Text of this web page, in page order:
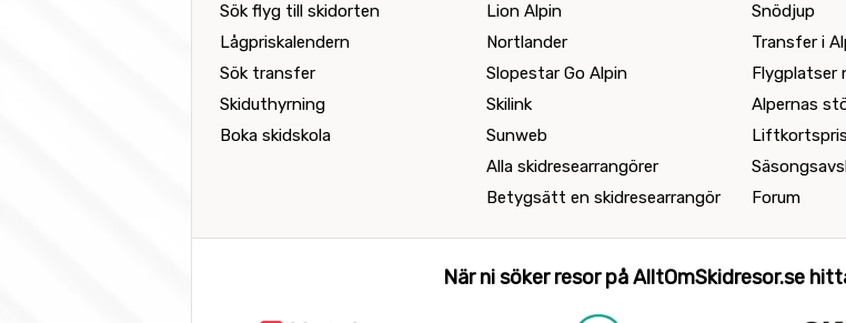
Sök flyg till skidorten
Lågpriskalendern
Sök transfer
Skiduthyrning
Boka skidskola
Lion Alpin
Nortlander
Slopestar Go Alpin
Skilink
Sunweb
Alla skidresearrangörer
Betygsätt en skidresearrangör
Snödjup
Transfer i
Flygplatser
Alpernas
Forum
När ni söker resor på AlltOmSkidresor.se